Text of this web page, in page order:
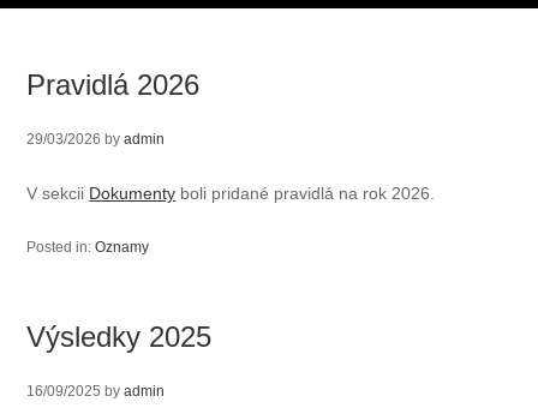
Pravidlá 2026
29/03/2026 byadmin
V sekcii Dokumenty boli pridané pravidlá na rok 2026.
Posted in:Oznamy
Výsledky 2025
16/09/2025 byadmin